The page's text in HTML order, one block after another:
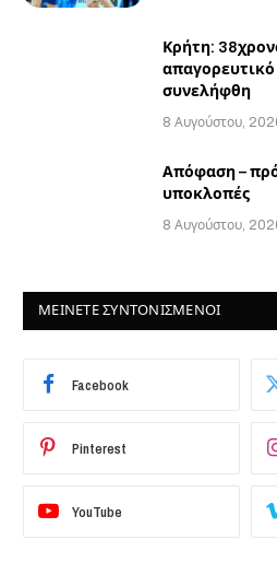
Κρήτη:
συνελήφθη
8 Αυγούστου,
Απόφαση –
υποκλοπές
8 Αυγούστου,
ΜΕΙΝΕΤΕ ΣΥΝΤΟΝΙΣΜΕΝΟΙ
Facebook
Pinterest
YouTube